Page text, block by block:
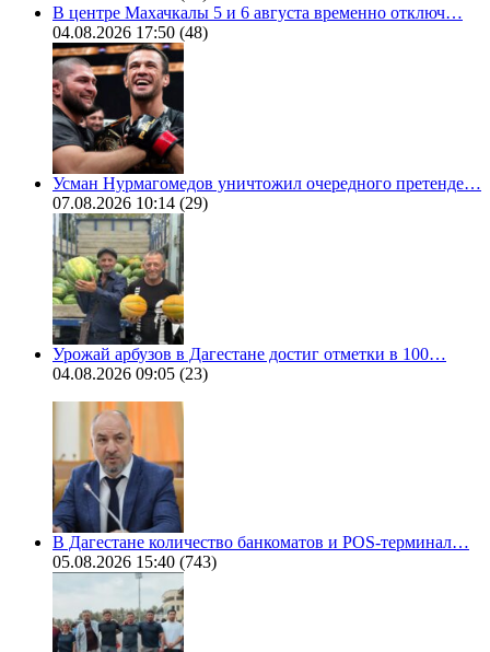
В центре Махачкалы 5 и 6 августа временно отключ…
04.08.2026 17:50 (48)
Усман Нурмагомедов уничтожил очередного претенде…
07.08.2026 10:14 (29)
Урожай арбузов в Дагестане достиг отметки в 100…
04.08.2026 09:05 (23)
В Дагестане количество банкоматов и POS-терминал…
05.08.2026 15:40 (743)